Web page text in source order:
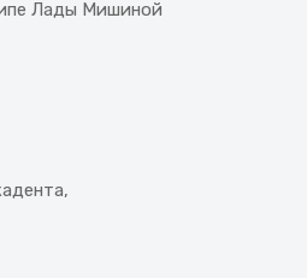
Лады Мишиной